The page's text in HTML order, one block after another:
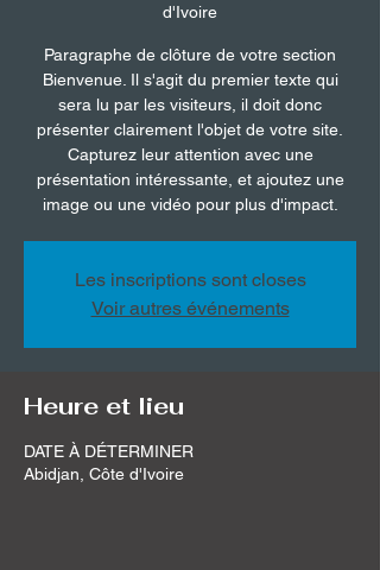
d'Ivoire
Paragraphe de clôture de votre section
Bienvenue. Il s'agit du premier texte qui
sera lu par les visiteurs, il doit donc
présenter clairement l'objet de votre site.
Capturez leur attention avec une
présentation intéressante, et ajoutez une
image ou une vidéo pour plus d'impact.
Les inscriptions sont closes
Voir autres événements
Heure et lieu
DATE À DÉTERMINER
Abidjan, Côte d'Ivoire